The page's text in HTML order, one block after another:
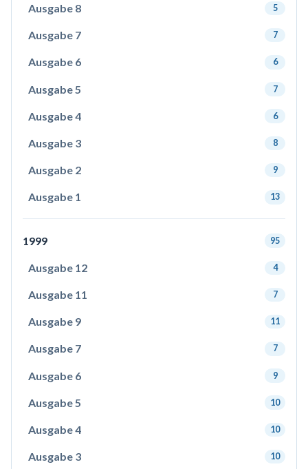
Ausgabe 8 5
Ausgabe 7 7
Ausgabe 6 6
Ausgabe 5 7
Ausgabe 4 6
Ausgabe 3 8
Ausgabe 2 9
Ausgabe 1 13
1999 95
Ausgabe 12 4
Ausgabe 11 7
Ausgabe 9 11
Ausgabe 7 7
Ausgabe 6 9
Ausgabe 5 10
Ausgabe 4 10
Ausgabe 3 10